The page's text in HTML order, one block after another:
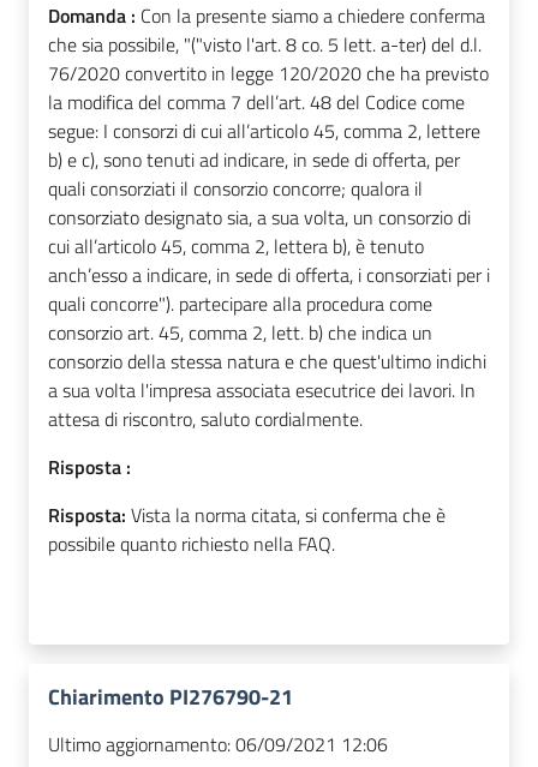
Domanda : Con la presente siamo a chiedere conferma
che sia possibile, "("visto l'art. 8 co. 5 lett. a-ter) del d.l.
76/2020 convertito in legge 120/2020 che ha previsto
la modifica del comma 7 dell’art. 48 del Codice come
segue: I consorzi di cui all’articolo 45, comma 2, lettere
b) e c), sono tenuti ad indicare, in sede di offerta, per
quali consorziati il consorzio concorre; qualora il
consorziato designato sia, a sua volta, un consorzio di
cui all’articolo 45, comma 2, lettera b), è tenuto
anch’esso a indicare, in sede di offerta, i consorziati per i
quali concorre"). partecipare alla procedura come
consorzio art. 45, comma 2, lett. b) che indica un
consorzio della stessa natura e che quest'ultimo indichi
a sua volta l'impresa associata esecutrice dei lavori. In
attesa di riscontro, saluto cordialmente.
Risposta :
Risposta: Vista la norma citata, si conferma che è
possibile quanto richiesto nella FAQ.
Chiarimento PI276790-21
Ultimo aggiornamento:06/09/2021 12:06